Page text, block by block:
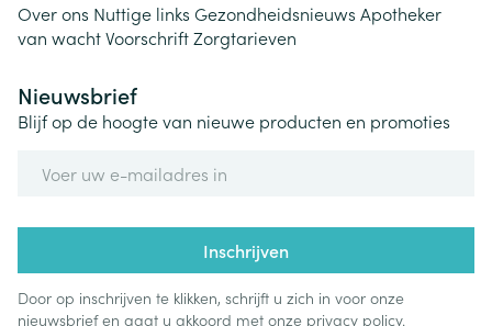
Over ons Nuttige links Gezondheidsnieuws Apotheker
van wachtVoorschriftZorgtarieven
Nieuwsbrief
Blijf op de hoogte van nieuwe producten en promoties
Inschrijven
Door op inschrijven te klikken, schrijft u zich in voor onze
nieuwsbrief en gaat u akkoord met onze privacy policy.